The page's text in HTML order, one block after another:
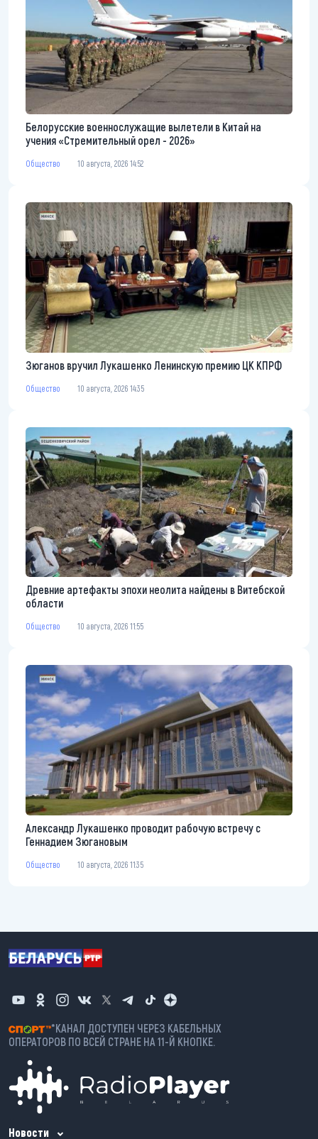
Белорусские военнослужащие вылетели в Китай на
учения «Стремительный орел - 2026»
Общество 10 августа, 2026 14:52
Зюганов вручил Лукашенко Ленинскую премию ЦК КПРФ
Общество 10 августа, 2026 14:35
Древние артефакты эпохи неолита найдены в Витебской
области
Общество 10 августа, 2026 11:55
Александр Лукашенко проводит рабочую встречу с
Геннадием Зюгановым
Общество 10 августа, 2026 11:35
*КАНАЛ ДОСТУПЕН ЧЕРЕЗ КАБЕЛЬНЫХ
ОПЕРАТОРОВ ПО ВСЕЙ СТРАНЕ НА 11-Й КНОПКЕ.
Новости